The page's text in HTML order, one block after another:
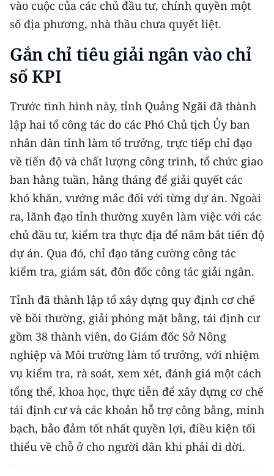
vào cuộc của các chủ đầu tư, chính quyền một
số địa phương, nhà thầu chưa quyết liệt.
Gắn chỉ tiêu giải ngân vào chỉ
số KPI
Trước tình hình này, tỉnh Quảng Ngãi đã thành
lập hai tổ công tác do các Phó Chủ tịch Ủy ban
nhân dân tỉnh làm tổ trưởng, trực tiếp chỉ đạo
về tiến độ và chất lượng công trình, tổ chức giao
ban hằng tuần, hằng tháng để giải quyết các
khó khăn, vướng mắc đối với từng dự án. Ngoài
ra, lãnh đạo tỉnh thường xuyên làm việc với các
chủ đầu tư, kiểm tra thực địa để nắm bắt tiến độ
dự án. Qua đó, chỉ đạo tăng cường công tác
kiểm tra, giám sát, đôn đốc công tác giải ngân.
Tỉnh đã thành lập tổ xây dựng quy định cơ chế
về bồi thường, giải phóng mặt bằng, tái định cư
gồm 38 thành viên, do Giám đốc Sở Nông
nghiệp và Môi trường làm tổ trưởng, với nhiệm
vụ kiểm tra, rà soát, xem xét, đánh giá một cách
tổng thể, khoa học, thực tiễn để xây dựng cơ chế
tái định cư và các khoản hỗ trợ công bằng, minh
bạch, bảo đảm tốt nhất quyền lợi, điều kiện tối
thiểu về chỗ ở cho người dân khi phải di dời.